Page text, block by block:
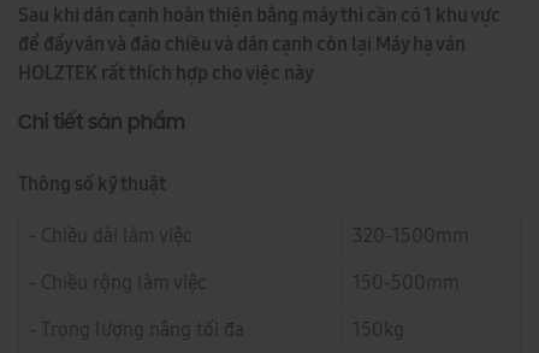
Sau khi dán cạnh hoàn thiện bằng máy thì cần có 1 khu vực
để đẩy ván và đảo chiều và dán cạnh còn lại Máy hạ ván
HOLZTEK rất thích hợp cho việc này
Chi tiết sản phẩm
Thông số kỹ thuật
- Chiều dài làm việc
320-1500mm
- Chiều rộng làm việc
150-500mm
- Trọng lượng nâng tối đa
150kg